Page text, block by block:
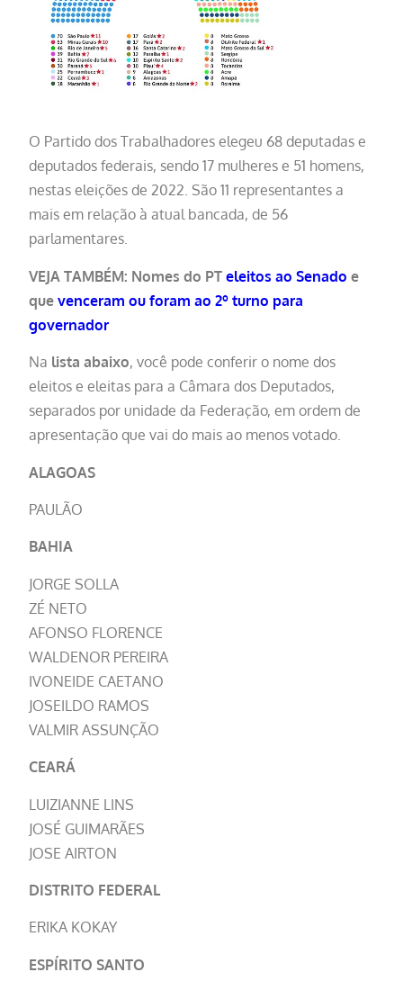
O Partido dos Trabalhadores elegeu 68 deputadas e
deputados federais, sendo 17 mulheres e 51 homens,
nestas eleições de 2022. São 11 representantes a
mais em relação à atual bancada, de 56
parlamentares.
VEJA TAMBÉM: Nomes do PTeleitos ao Senado e
quevenceram ou foram ao 2º turno para
governador
Na lista abaixo, você pode conferir o nome dos
eleitos e eleitas para a Câmara dos Deputados,
separados por unidade da Federação, em ordem de
apresentação que vai do mais ao menos votado.
ALAGOAS
PAULÃO
BAHIA
JORGE SOLLA
ZÉ NETO
AFONSO FLORENCE
WALDENOR PEREIRA
IVONEIDE CAETANO
JOSEILDO RAMOS
VALMIR ASSUNÇÃO
CEARÁ
LUIZIANNE LINS
JOSÉ GUIMARÃES
JOSE AIRTON
DISTRITO FEDERAL
ERIKA KOKAY
ESPÍRITO SANTO